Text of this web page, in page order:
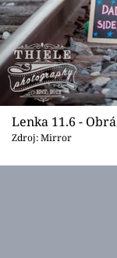
Lenka 11.6 -
Zdroj: Mirror